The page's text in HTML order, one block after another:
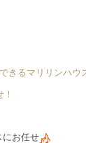
きるマリリンハウ
にお任せ